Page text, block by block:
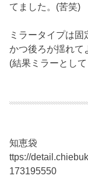
てました。(苦笑)
ミラータイプは固
かつ後ろが揺れて
(結果ミラーとし
知恵袋
ttps://
173195550